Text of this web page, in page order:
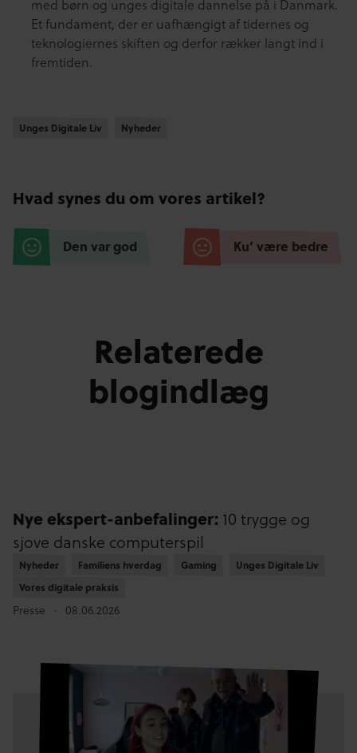
med børn og unges digitale dannelse på i Danmark.
Et fundament, der er uafhængigt af tidernes og
teknologiernes skiften og derfor rækker langt ind i
fremtiden.
Unges Digitale Liv
Unges Digitale Liv Nyheder
Nyheder
Hvad synes du om vores artikel?
Den var god Ku’ være bedre
Relaterede
blogindlæg
Nye ekspert-anbefalinger: 10 trygge og
sjove danske computerspil
Nyheder
Nyheder Familiens hverdag
Familiens hverdag Gaming
Gaming Unges Digitale Liv
Unges Digitale Liv
Vores digitale praksis
Vores digitale praksis
Presse 08.06.2026